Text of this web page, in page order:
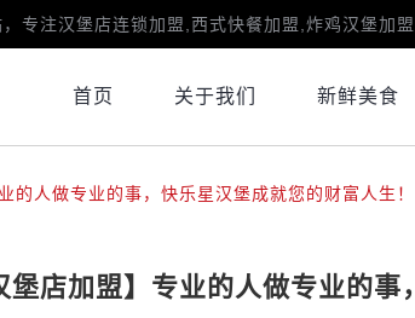
专注汉堡店连锁加盟,西式快餐加盟,炸鸡汉堡加盟
首页 关于我们 新鲜美食
的人做专业的事，快乐星汉堡成就您的财富人生！
堡店加盟】专业的人做专业的